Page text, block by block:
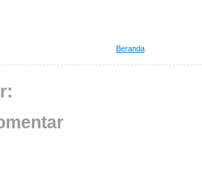
Beranda